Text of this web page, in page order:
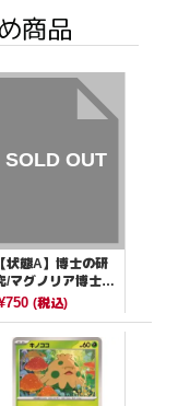
商品
【状態A】博士の研
/マグノリア博士
SR】{067/060}[s1
(税込)